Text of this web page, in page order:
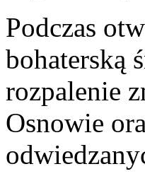
Podczas
bohaterską
rozpalenie
Osnowie